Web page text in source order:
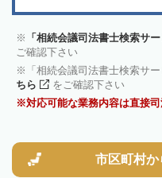
「相続会議司法書士検索サ
ご確認下さい
「相続会議司法書士検索サ
ちら
をご確認下さい
対応可能な業務内容は直接
市区町村か